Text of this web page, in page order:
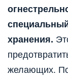
хранения.
желающих.